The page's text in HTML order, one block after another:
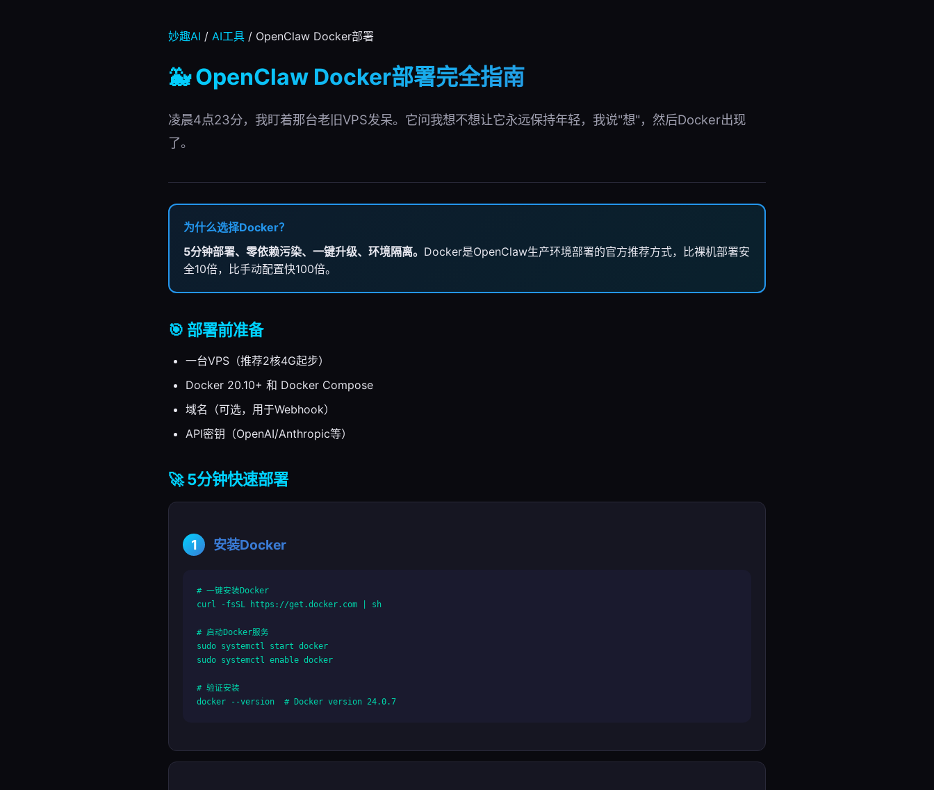
妙趣AI / AI工具 / OpenClaw Docker部署
🐳 OpenClaw Docker部署完全指南
凌晨4点23分，我盯着那台老旧VPS发呆。它问我想不想让它永远保持年轻，我说"想"，然后Docker出现
了。
为什么选择Docker？
5分钟部署、零依赖污染、一键升级、环境隔离。 Docker是OpenClaw生产环境部署的官方推荐方式，比裸机部署安
全10倍，比手动配置快100倍。
🎯 部署前准备
一台VPS（推荐2核4G起步）
Docker 20.10+ 和 Docker Compose
域名（可选，用于Webhook）
API密钥（OpenAI/Anthropic等）
🚀 5分钟快速部署
1 安装Docker
# 一键安装Docker
curl -fsSL https://get.docker.com | sh
# 启动Docker服务
sudo systemctl start docker
sudo systemctl enable docker
# 验证安装
docker --version  # Docker version 24.0.7